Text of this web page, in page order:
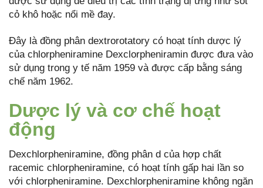
cỏ khô hoặc nổi mề đay.
Đây là đồng phân dextrorotatory có hoạt tính dược lý
của chlorpheniramine Dexclorpheniramin được đưa vào
sử dụng trong y tế năm 1959 và được cấp bằng sáng
chế năm 1962.
Dược lý và cơ chế hoạt
động
Dexchlorpheniramine, đồng phân d của hợp chất
racemic chlorpheniramine, có hoạt tính gấp hai lần so
với chlorpheniramine. Dexchlorpheniramine không ngăn